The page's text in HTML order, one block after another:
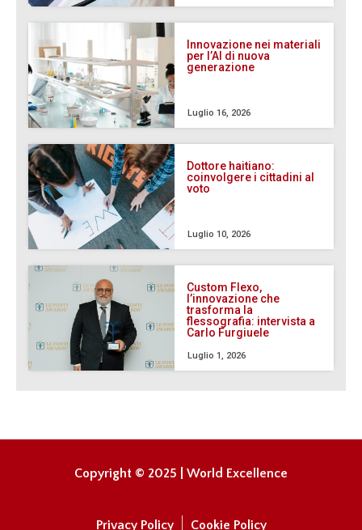
Innovazione nei materiali
per l’AI di nuova
generazione
Luglio 16, 2026
Dottore haitiano:
coinvolgere i cittadini al
voto
Luglio 10, 2026
Custom Flexo,
l’innovazione che
trasforma la
flessografia: intervista a
Carlo Furgiuele
Luglio 1, 2026
Copyright © 2025 | World Excellence
Privacy Policy Cookie Policy